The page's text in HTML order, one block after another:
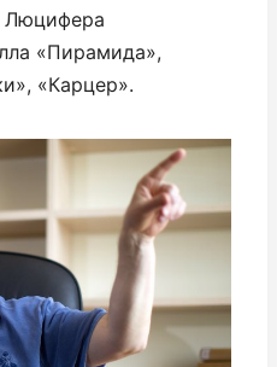
Люцифера
«Пирамида»,
«Карцер».